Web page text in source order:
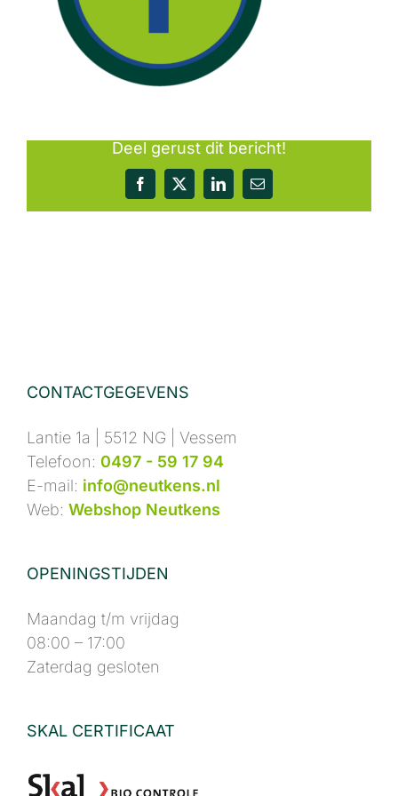
Deel gerust dit bericht!
Facebook
X LinkedIn
E-
mail
CONTACTGEGEVENS
Lantie 1a | 5512 NG | Vessem
Telefoon: 0497 - 59 17 94
E-mail: info@neutkens.nl
Web: Webshop Neutkens
OPENINGSTIJDEN
Maandag t/m vrijdag
08:00 – 17:00
Zaterdag gesloten
SKAL CERTIFICAAT